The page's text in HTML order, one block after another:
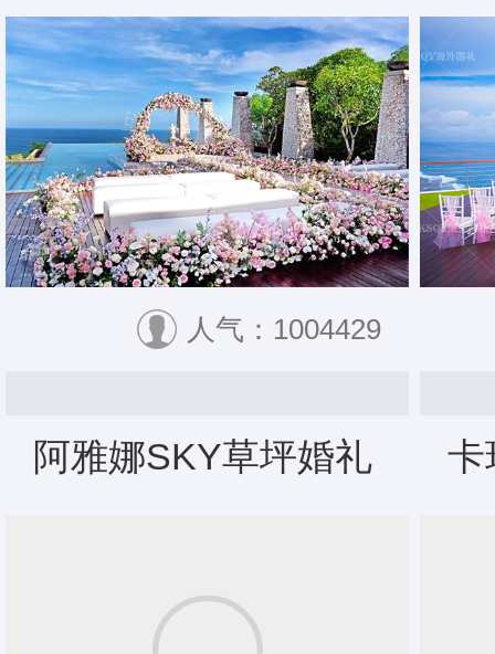
人气：1004429
阿雅娜SKY草坪婚礼 卡